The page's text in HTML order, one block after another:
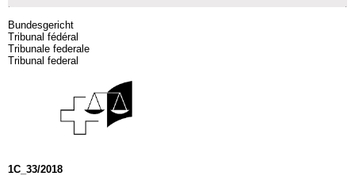
Bundesgericht
Tribunal fédéral
Tribunale federale
Tribunal federal
1C_33/2018